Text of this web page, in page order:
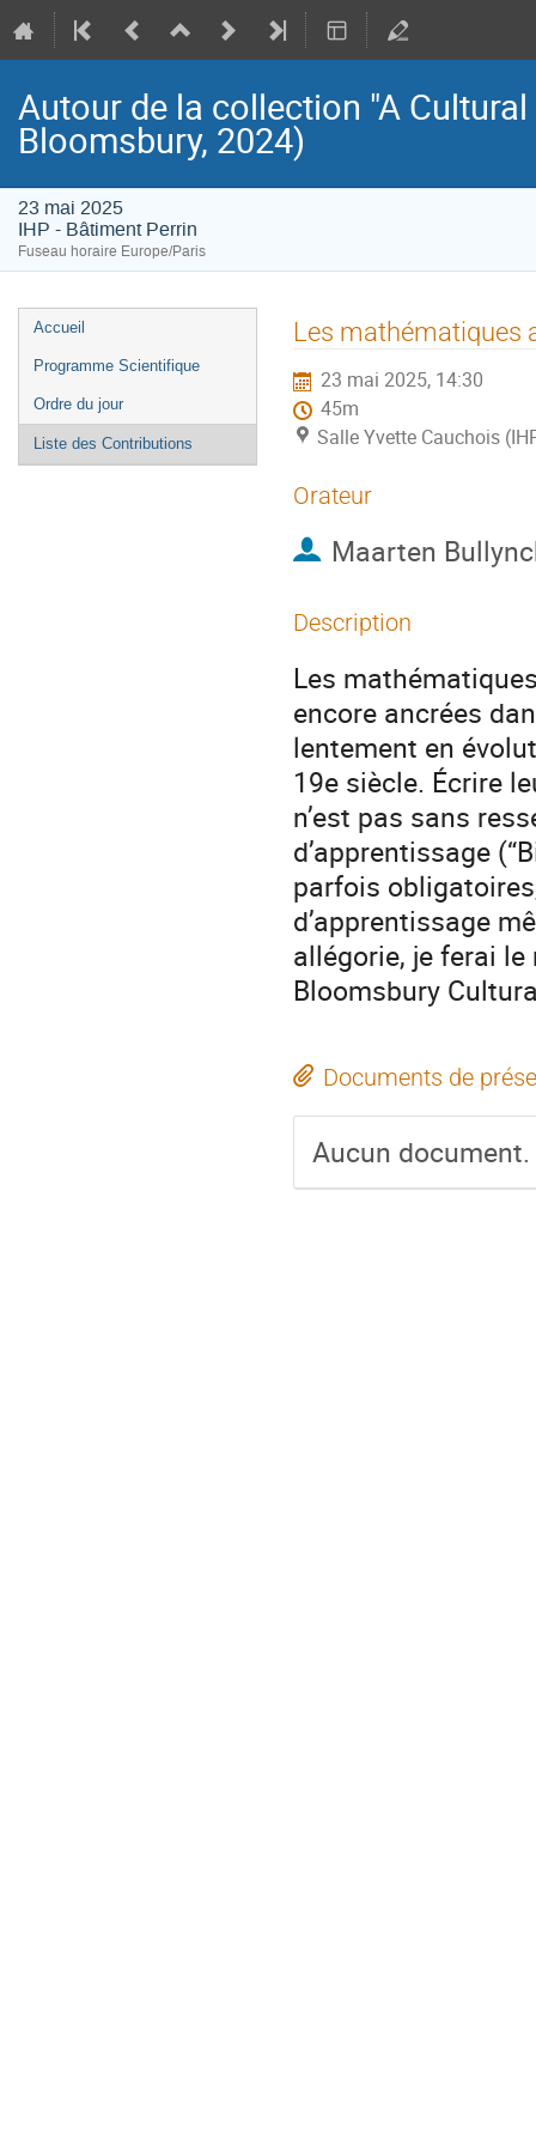
Autour de la collection "A
Bloomsbury, 2024)
23 mai 2025
IHP - Bâtiment Perrin
Fuseau horaire Europe/Paris
Menu
de
Accueil
Programme Scientifique
Ordre du jour
Liste des Contributions
Les mathématiques
23 mai 2025, 14:30
45m
Salle Yvette Cauchois
Orateur
Maarten
Description
Les
encore ancrées
lentement en
19e siècle. Écrire
n’est pas sans
d’apprentissage
parfois
d’apprentissage
allégorie, je ferai
Bloomsbury
Documents de
Aucun document.